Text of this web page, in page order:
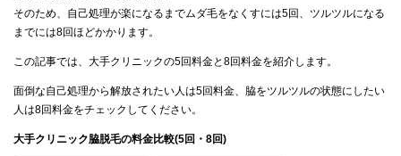
そのため、自己処理が楽になるまでムダ毛をなくすには5回、ツルツルになる
までには8回ほどかかります。
この記事では、大手クリニックの5回料金と8回料金を紹介します。
面倒な自己処理から解放されたい人は5回料金、脇をツルツルの状態にしたい
人は8回料金をチェックしてください。
大手クリニック脇脱毛の料金比較(5回・8回)